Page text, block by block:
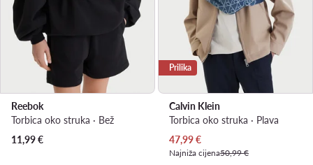
Reebok
Torbica oko struka · Bež
11,99€
Prilika
Calvin Klein
Torbica oko struka · Plava
Trenutna cijena
47,99€
Najniža cijena50,99 €